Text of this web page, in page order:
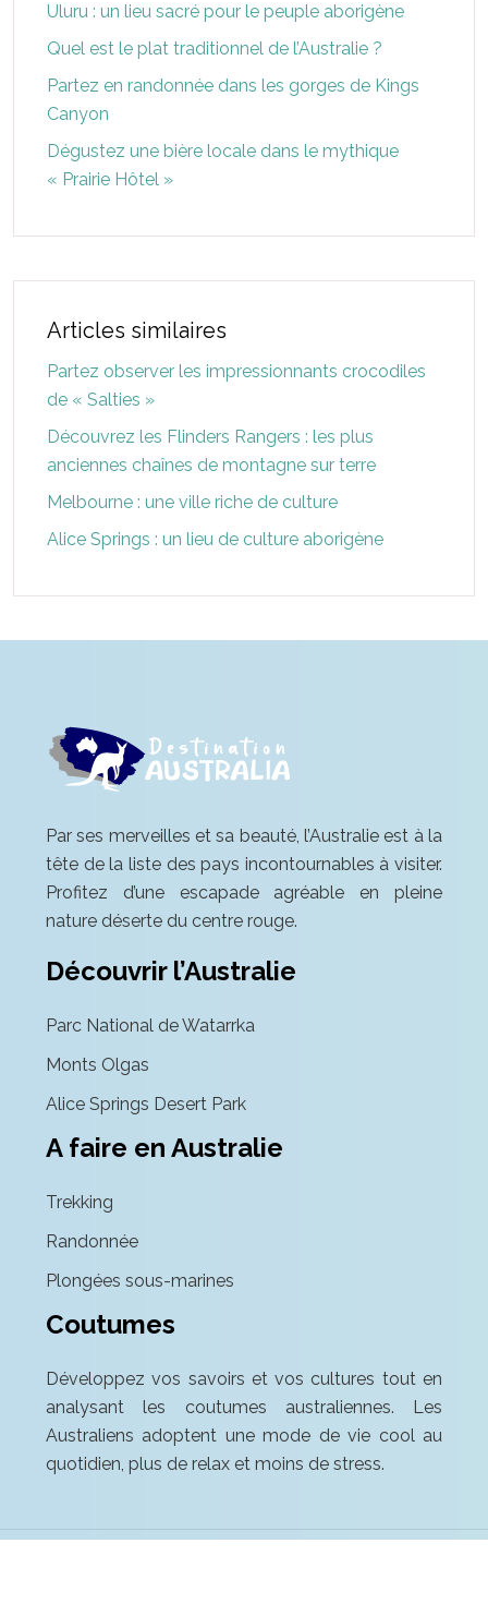
Uluru : un lieu sacré pour le peuple aborigène
Quel est le plat traditionnel de l’Australie ?
Partez en randonnée dans les gorges de Kings
Canyon
Dégustez une bière locale dans le mythique
« Prairie Hôtel »
Articles similaires
Partez observer les impressionnants crocodiles
de « Salties »
Découvrez les Flinders Rangers : les plus
anciennes chaînes de montagne sur terre
Melbourne : une ville riche de culture
Alice Springs : un lieu de culture aborigène
Par ses merveilles et sa beauté, l’Australie est à la
tête de la liste des pays incontournables à visiter.
Profitez d’une escapade agréable en pleine
nature déserte du centre rouge.
Découvrir l’Australie
Parc National de Watarrka
Monts Olgas
Alice Springs Desert Park
A faire en Australie
Trekking
Randonnée
Plongées sous-marines
Coutumes
Développez vos savoirs et vos cultures tout en
analysant les coutumes australiennes. Les
Australiens adoptent une mode de vie cool au
quotidien, plus de relax et moins de stress.